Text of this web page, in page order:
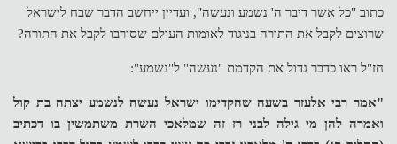
כתוב "כל אשר דיבר ה' נשמע ונעשה", ועדיין ייחשב הדבר שבח לישראל
שרוצים לקבל את התורה בניגוד לאומות העולם שסירבו לקבל את התורה?
חז"ל ראו כדבר גדול את הקדמת "נעשה" ל"נשמע":
"אמר רבי אלעזר בשעה שהקדימו ישראל נעשה לנשמע יצתה בת קול
ואמרה להן מי גילה לבני רז זה שמלאכי השרת משתמשין בו דכתיב